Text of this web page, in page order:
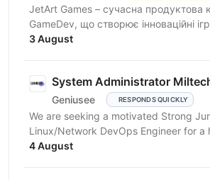
JetArt Games – сучасна продуктова
GameDev, що створює інноваційні
розробляємо високопродуктивні
3 August
System Administrator
Geniusee RESPONDS QUICKLY
We are seeking a motivated Strong
Linux/Network DevOps Engineer for a
Kyiv. The project is in the MilTech
4 August